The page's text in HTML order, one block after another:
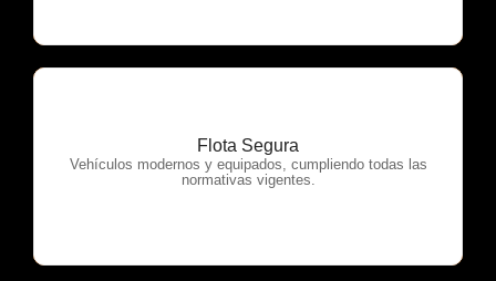
Flota Segura
Vehículos modernos y equipados, cumpliendo todas las
normativas vigentes.
OTP Servicios